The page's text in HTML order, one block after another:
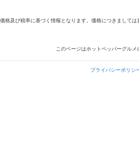
及び税率に基づく情報となります。価格につきましては
このページはホットペッパーグルメ
プライバシーポリシ